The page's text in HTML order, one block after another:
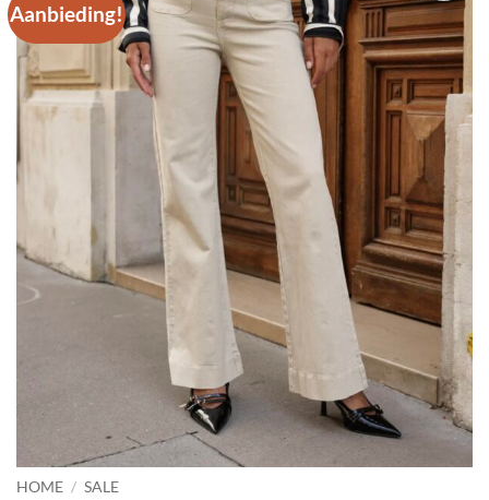
Aanbieding!
Toevoegen
aan
verlanglijst
HOME / SALE